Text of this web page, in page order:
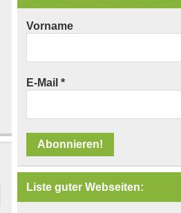
Vorname
E-Mail*
Liste guter Webseiten: